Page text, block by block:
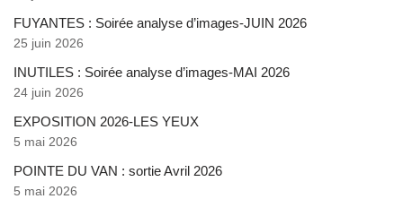
FUYANTES : Soirée analyse d’images-JUIN 2026
25 juin 2026
INUTILES : Soirée analyse d’images-MAI 2026
24 juin 2026
EXPOSITION 2026-LES YEUX
5 mai 2026
POINTE DU VAN : sortie Avril 2026
5 mai 2026